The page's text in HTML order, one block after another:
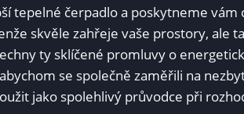
⁤tepelné čerpadlo ​a poskytneme ⁢vám
skvěle zahřeje vaše prostory, ale
ty⁢ sklíčené promluvy ⁣o
se společně ⁤zaměřili na
jako spolehlivý‍ průvodce při